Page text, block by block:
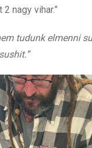
nagy vihar.”
tudunk elmenni